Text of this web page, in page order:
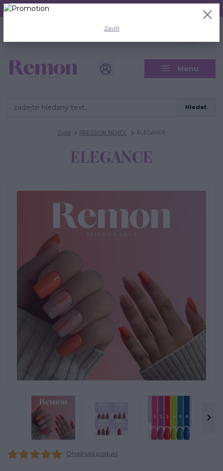
Aktuální doba odeslání je 3 - 5 pracovních dní.
Menu
CZK
Hledat
Úvod PRESS ON NEHTY ELEGANCE
ELEGANCE
Ohodnotit produkt
Zavřít